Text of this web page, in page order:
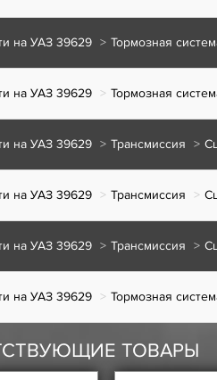
на УАЗ 39629 Тормозная
на УАЗ 39629 Тормозная
на УАЗ 39629 Трансмиссия
на УАЗ 39629 Трансмиссия
на УАЗ 39629 Трансмиссия
на УАЗ 39629 Тормозная
ТОВАРЫ